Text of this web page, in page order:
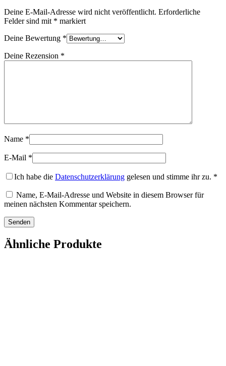
Deine E-Mail-Adresse wird nicht veröffentlicht. Erforderliche
Felder sind mit * markiert
Deine Bewertung *
Deine Rezension *
Name *
E-Mail *
Ich habe die Datenschutzerklärung gelesen und stimme ihr zu. *
Name, E-Mail-Adresse und Website in diesem Browser für
meinen nächsten Kommentar speichern.
Ähnliche Produkte